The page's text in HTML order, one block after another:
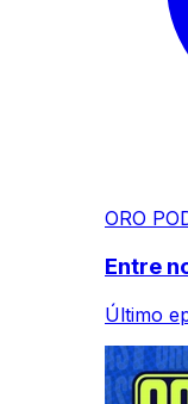
ORO
Entre
Último